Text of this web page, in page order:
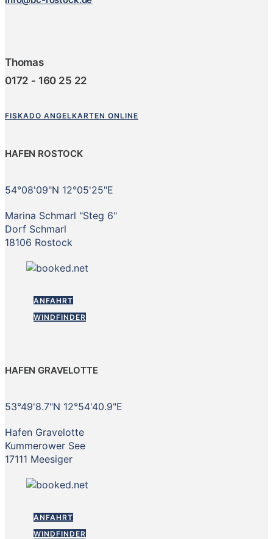
Thomas
0172 - 160 25 22
FISKADO ANGELKARTEN ONLINE
HAFEN ROSTOCK
54°08'09"N 12°05'25"E
Marina Schmarl "Steg 6"
Dorf Schmarl
18106 Rostock
ANFAHRT
WINDFINDER
HAFEN GRAVELOTTE
53°49'8.7"N 12°54'40.9"E
Hafen Gravelotte
Kummerower See
17111 Meesiger
ANFAHRT
WINDFINDER